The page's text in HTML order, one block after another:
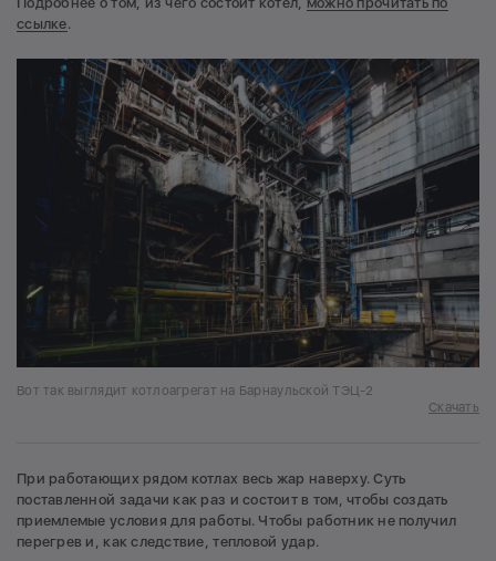
ссылке.
Вот так выглядит котлоагрегат на Барнаульской ТЭЦ-2
Скачать
При работающих рядом котлах весь жар наверху. Суть
поставленной задачи как раз и состоит в том, чтобы создать
приемлемые условия для работы. Чтобы работник не получил
перегрев и, как следствие, тепловой удар.